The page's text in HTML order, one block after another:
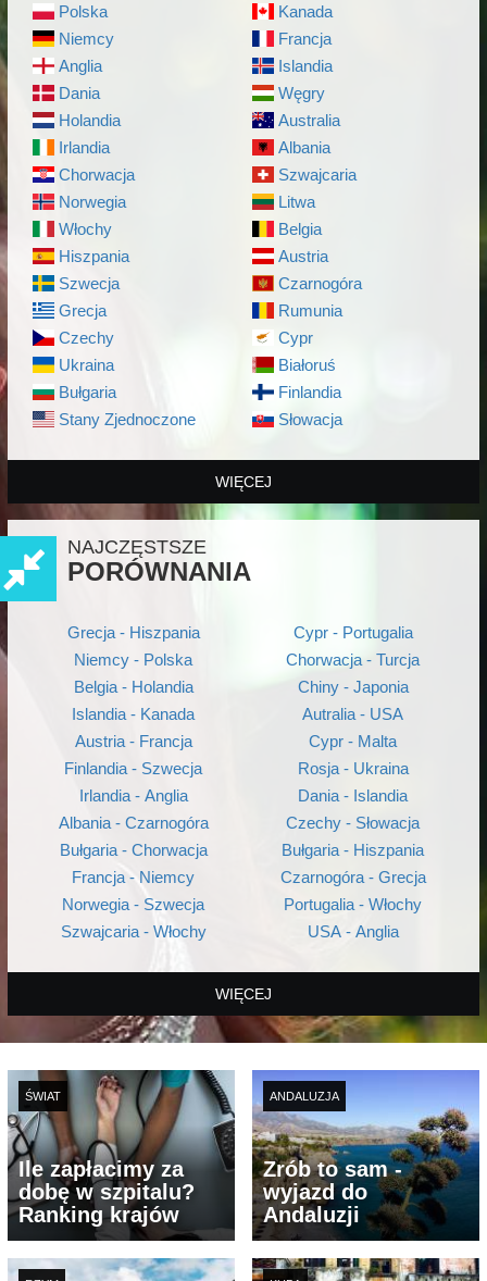
Polska
Niemcy
Anglia
Dania
Holandia
Irlandia
Chorwacja
Norwegia
Włochy
Hiszpania
Szwecja
Grecja
Czechy
Ukraina
Bułgaria
Stany Zjednoczone
Kanada
Francja
Islandia
Węgry
Australia
Albania
Szwajcaria
Litwa
Belgia
Austria
Czarnogóra
Rumunia
Cypr
Białoruś
Finlandia
Słowacja
WIĘCEJ
NAJCZĘSTSZE
PORÓWNANIA
Grecja - Hiszpania
Niemcy - Polska
Belgia - Holandia
Islandia - Kanada
Austria - Francja
Finlandia - Szwecja
Irlandia - Anglia
Albania - Czarnogóra
Bułgaria - Chorwacja
Francja - Niemcy
Norwegia - Szwecja
Szwajcaria - Włochy
Cypr - Portugalia
Chorwacja - Turcja
Chiny - Japonia
Autralia - USA
Cypr - Malta
Rosja - Ukraina
Dania - Islandia
Czechy - Słowacja
Bułgaria - Hiszpania
Czarnogóra - Grecja
Portugalia - Włochy
USA - Anglia
WIĘCEJ
ŚWIAT
Ile zapłacimy za
dobę w szpitalu?
Ranking krajów
ANDALUZJA
Zrób to sam -
wyjazd do
Andaluzji